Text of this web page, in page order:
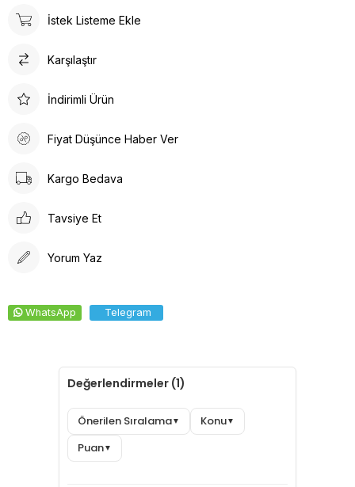
ürün detayları ile hem dayanıklılık hem de estetik bir görünüm
nefes almasına olanak tanırken yumuşak bir dokunuş sağlar.
vaat eder.
İstek Listeme Ekle
Karşılaştır
İndirimli Ürün
Fiyat Düşünce Haber Ver
Kargo Bedava
Tavsiye Et
Yorum Yaz
WhatsApp Telegram
Değerlendirmeler (1)
Önerilen Sıralama▼ Konu▼
Puan▼